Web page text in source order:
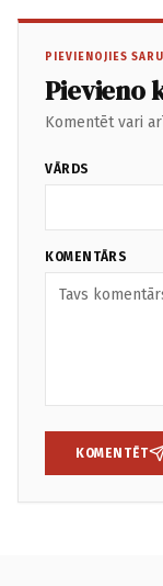
PIEVIENOJIES
Pievieno
Komentēt vari
VĀRDS
KOMENTĀRS
KOMENTĒT